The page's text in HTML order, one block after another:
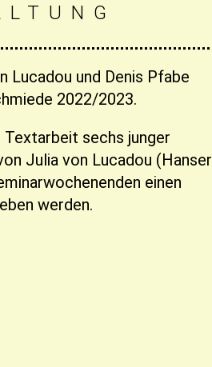
Lucadou und Denis Pfabe
2022/2023.
Textarbeit sechs junger
Julia von Lucadou (Hanser
einen
werden.